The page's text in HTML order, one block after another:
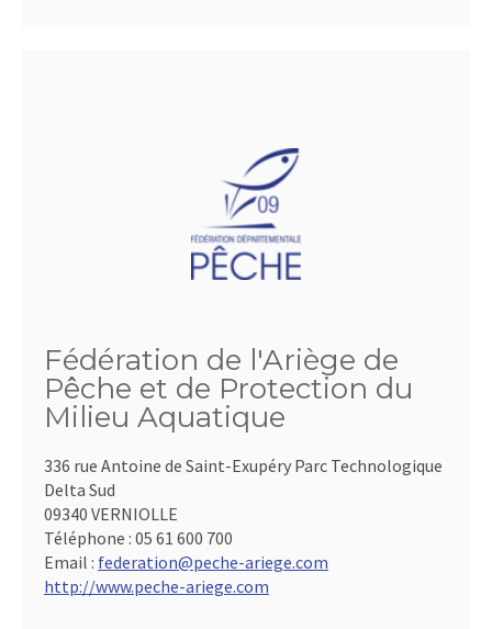
Fédération de l'Ariège de
Pêche et de Protection du
Milieu Aquatique
336 rue Antoine de Saint-Exupéry Parc Technologique
Delta Sud
09340 VERNIOLLE
Téléphone : 05 61 600 700
Email : federation@peche-ariege.com
http://www.peche-ariege.com